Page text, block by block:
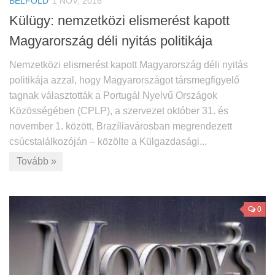
Külügy: nemzetközi elismerést kapott
Magyarország déli nyitás politikája
Nemzetközi elismerést kapott Magyarország déli nyitás
politikája azzal, hogy Magyarországot társmegfigyelő
tagnak választották a Portugál Nyelvű Országok
Közösségében (CPLP), a szervezet október 31. és
november 1. között, Brazíliavárosban megrendezett
csúcstalálkozóján – közölte a Külgazdasági...
Tovább »
0